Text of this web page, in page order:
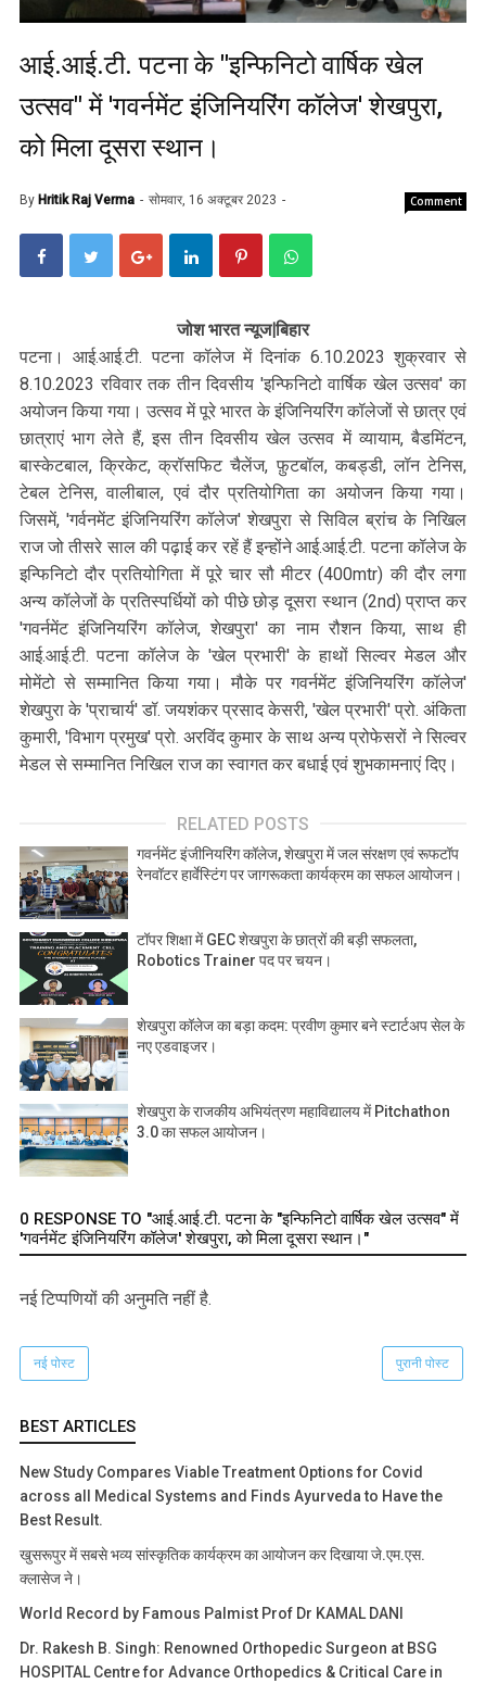
आई.आई.टी. पटना के "इन्फिनिटो वार्षिक खेल
उत्सव" में 'गवर्नमेंट इंजिनियरिंग कॉलेज' शेखपुरा,
को मिला दूसरा स्थान।
By Hritik Raj Verma सोमवार, 16 अक्टूबर 2023 Comment
जोश भारत न्यूज|बिहार
पटना। आई.आई.टी. पटना कॉलेज में दिनांक 6.10.2023 शुक्रवार से
8.10.2023 रविवार तक तीन दिवसीय 'इन्फिनिटो वार्षिक खेल उत्सव' का
अयोजन किया गया। उत्सव में पूरे भारत के इंजिनियरिंग कॉलेजों से छात्र एवं
छात्राएं भाग लेते हैं, इस तीन दिवसीय खेल उत्सव में व्यायाम, बैडमिंटन,
बास्केटबाल, क्रिकेट, क्रॉसफिट चैलेंज, फ़ुटबॉल, कबड्डी, लॉन टेनिस,
टेबल टेनिस, वालीबाल, एवं दौर प्रतियोगिता का अयोजन किया गया।
जिसमें, 'गर्वनमेंट इंजिनियरिंग कॉलेज' शेखपुरा से सिविल ब्रांच के निखिल
राज जो तीसरे साल की पढ़ाई कर रहें हैं इन्होंने आई.आई.टी. पटना कॉलेज के
इन्फिनिटो दौर प्रतियोगिता में पूरे चार सौ मीटर (400mtr) की दौर लगा
अन्य कॉलेजों के प्रतिस्पर्धियों को पीछे छोड़ दूसरा स्थान (2nd) प्राप्त कर
'गवर्नमेंट इंजिनियरिंग कॉलेज, शेखपुरा' का नाम रौशन किया, साथ ही
आई.आई.टी. पटना कॉलेज के 'खेल प्रभारी' के हाथों सिल्वर मेडल और
मोमेंटो से सम्मानित किया गया। मौके पर गवर्नमेंट इंजिनियरिंग कॉलेज'
शेखपुरा के 'प्राचार्य' डॉ. जयशंकर प्रसाद केसरी, 'खेल प्रभारी' प्रो. अंकिता
कुमारी, 'विभाग प्रमुख' प्रो. अरविंद कुमार के साथ अन्य प्रोफेसरों ने सिल्वर
मेडल से सम्मानित निखिल राज का स्वागत कर बधाई एवं शुभकामनाएं दिए।
RELATED POSTS
गवर्नमेंट इंजीनियरिंग कॉलेज, शेखपुरा में जल संरक्षण एवं रूफटॉप
रेनवॉटर हार्वेस्टिंग पर जागरूकता कार्यक्रम का सफल आयोजन।
टॉपर शिक्षा में GEC शेखपुरा के छात्रों की बड़ी सफलता,
Robotics Trainer पद पर चयन।
शेखपुरा कॉलेज का बड़ा कदम: प्रवीण कुमार बने स्टार्टअप सेल के
नए एडवाइजर।
शेखपुरा के राजकीय अभियंत्रण महाविद्यालय में Pitchathon
3.0 का सफल आयोजन।
0 RESPONSE TO "आई.आई.टी. पटना के "इन्फिनिटो वार्षिक खेल उत्सव" में
'गवर्नमेंट इंजिनियरिंग कॉलेज' शेखपुरा, को मिला दूसरा स्थान।"
नई टिप्‍पणियों की अनुमति नहीं है.
नई पोस्ट पुरानी पोस्ट
BEST ARTICLES
New Study Compares Viable Treatment Options for Covid
across all Medical Systems and Finds Ayurveda to Have the
Best Result.
खुसरूपुर में सबसे भव्य सांस्कृतिक कार्यक्रम का आयोजन कर दिखाया जे.एम.एस.
क्लासेज ने।
World Record by Famous Palmist Prof Dr KAMAL DANI
Dr. Rakesh B. Singh: Renowned Orthopedic Surgeon at BSG
HOSPITAL Centre for Advance Orthopedics & Critical Care in